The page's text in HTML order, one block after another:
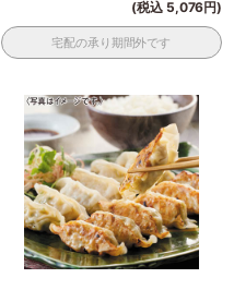
(税込 5,076円)
宅配の承り期間外です